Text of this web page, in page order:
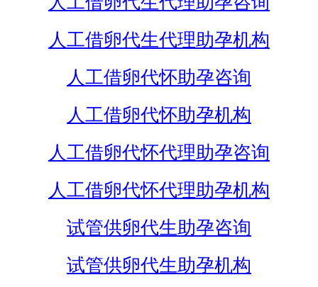
人工借卵代生代理助孕机构
人工借卵代怀助孕咨询
人工借卵代怀助孕机构
人工借卵代怀代理助孕咨询
人工借卵代怀代理助孕机构
试管供卵代生助孕咨询
试管供卵代生助孕机构